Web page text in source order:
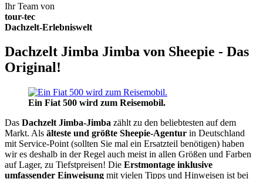
Ihr Team von
tour-tec
Dachzelt-Erlebniswelt
Dachzelt Jimba Jimba von Sheepie - Das
Original!
Ein Fiat 500 wird zum Reisemobil.
Das Dachzelt Jimba-Jimba zählt zu den beliebtesten auf dem
Markt. Als älteste und größte Sheepie-Agentur in Deutschland
mit Service-Point (sollten Sie mal ein Ersatzteil benötigen) haben
wir es deshalb in der Regel auch meist in allen Größen und Farben
auf Lager, zu Tiefstpreisen! Die Erstmontage inklusive
umfassender Einweisung mit vielen Tipps und Hinweisen ist bei